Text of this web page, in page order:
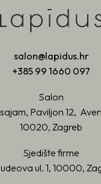
salon@lapidus.hr
+385 99 1660 097
Salon
Paviljon 12,
10020, Zagreb
Sjedište firme
ul. 1, 10000,